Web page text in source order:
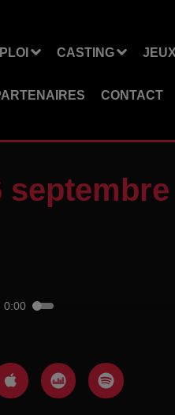
CASTING JEUX
CONTACT
0:00